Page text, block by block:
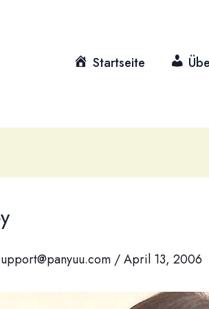
Startseite
/April 13, 2006